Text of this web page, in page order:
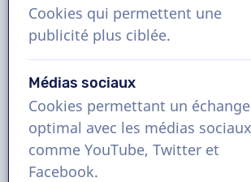
Comédiens voix off en
autres, homme et femme
Réservez la voix off portugaise
quelques clics ou demandez
gratuite. La plupart des voix
moins de 24 heures. Une fois
commande passée, vous serez
Cookies qui permettent une
publicité plus ciblée.
Médias sociaux
Cookies permettant un échange
optimal avec les médias sociaux
comme YouTube, Twitter et
Facebook.